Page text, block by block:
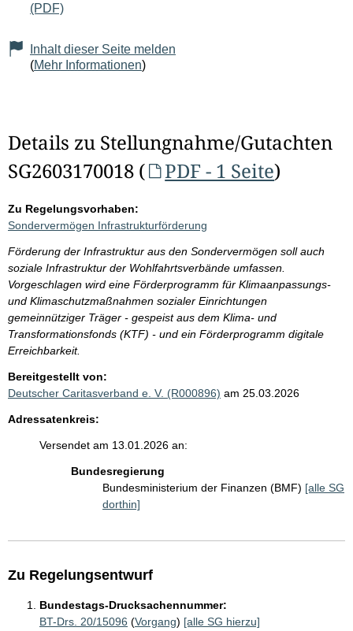
(PDF)
Inhalt dieser Seite melden
(Mehr Informationen)
Details zu Stellungnahme/Gutachten
SG2603170018 (
PDF - 1 Seite)
Zu Regelungsvorhaben:
Sondervermögen Infrastrukturförderung
Förderung der Infrastruktur aus den Sondervermögen soll auch
soziale Infrastruktur der Wohlfahrtsverbände umfassen.
Vorgeschlagen wird eine Förderprogramm für Klimaanpassungs-
und Klimaschutzmaßnahmen sozialer Einrichtungen
gemeinnütziger Träger - gespeist aus dem Klima- und
Transformationsfonds (KTF) - und ein Förderprogramm digitale
Erreichbarkeit.
Bereitgestellt von:
Deutscher Caritasverband e. V. (R000896) am 25.03.2026
Adressatenkreis:
Versendet am 13.01.2026 an:
Bundesregierung
Bundesministerium der Finanzen (BMF) [alle SG
dorthin]
Zu Regelungsentwurf
Bundestags-Drucksachennummer:
BT-Drs. 20/15096 (Vorgang) [alle SG hierzu]